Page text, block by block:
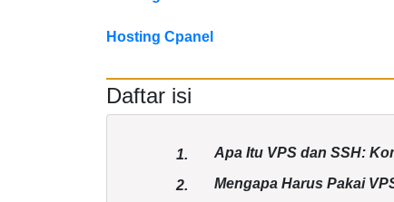
Hosting Cpanel
Daftar isi
1. Apa Itu VPS dan SSH:
2. Mengapa Harus Pakai